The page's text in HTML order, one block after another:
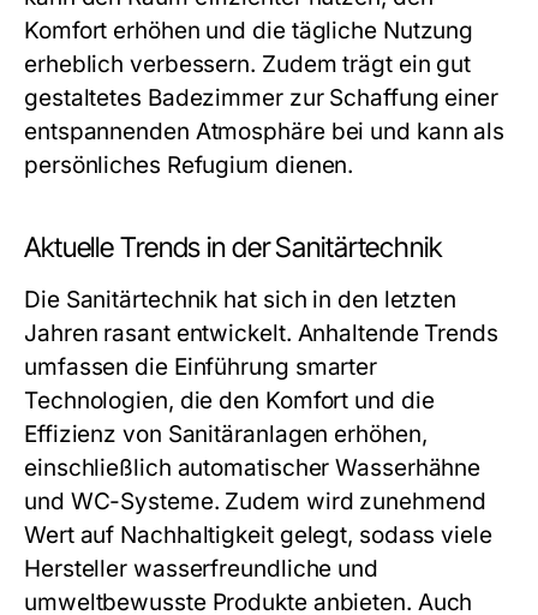
Komfort erhöhen und die tägliche Nutzung
erheblich verbessern. Zudem trägt ein gut
gestaltetes Badezimmer zur Schaffung einer
entspannenden Atmosphäre bei und kann als
persönliches Refugium dienen.
Aktuelle Trends in der Sanitärtechnik
Die Sanitärtechnik hat sich in den letzten
Jahren rasant entwickelt. Anhaltende Trends
umfassen die Einführung smarter
Technologien, die den Komfort und die
Effizienz von Sanitäranlagen erhöhen,
einschließlich automatischer Wasserhähne
und WC-Systeme. Zudem wird zunehmend
Wert auf Nachhaltigkeit gelegt, sodass viele
Hersteller wasserfreundliche und
umweltbewusste Produkte anbieten. Auch